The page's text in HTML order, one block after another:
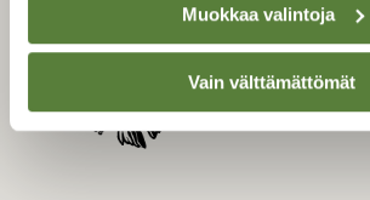
Muokkaa valintoja
Vain välttämättömät
Suomen
kustantaja